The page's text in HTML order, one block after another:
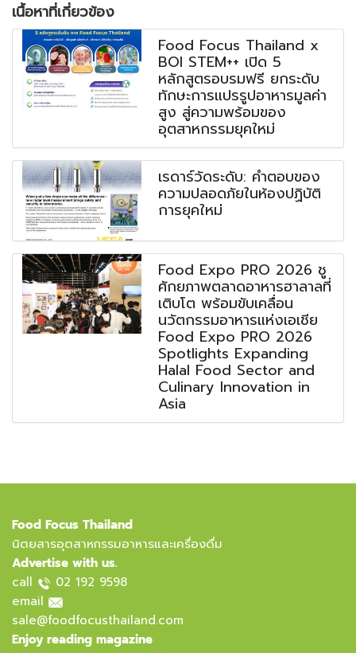
เนื้อหาที่เกี่ยวข้อง
Food Focus Thailand x
BOI STEM++ เปิด 5
หลักสูตรอบรมฟรี ยกระดับ
ทักษะการแปรรูปอาหารมูลค่า
สูง สู่ความพร้อมของ
อุตสาหกรรมยุคใหม่
เรดาร์วัดระดับ: คำตอบของ
ความปลอดภัยในห้องปฏิบัติ
การยุคใหม่
Food Expo PRO 2026 ชู
ศักยภาพตลาดอาหารฮาลาลที่
เติบโต พร้อมขับเคลื่อน
นวัตกรรมอาหารแห่งเอเชีย
Food Expo PRO 2026
Spotlights Expanding
Halal Food Sector and
Culinary Innovation in
Asia
Food Focus Thailand
นิตยสารอุตสาหกรรมอาหารและเครื่องดื่ม
Advertise with us.
call
02 192 9598
email
sale@foodfocusthailand.com
Enjoy reading magazine